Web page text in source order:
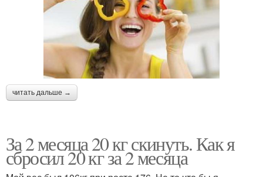
читать дальше →
За 2 месяца 20 кг скинуть. Как я
сбросил 20 кг за 2 месяца